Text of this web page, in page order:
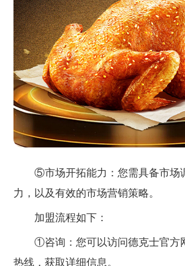
⑤市场开拓能力：您需具备市场
力，以及有效的市场营销策略。
加盟流程如下：
①咨询：您可以访问德克士官方
热线，获取详细信息。